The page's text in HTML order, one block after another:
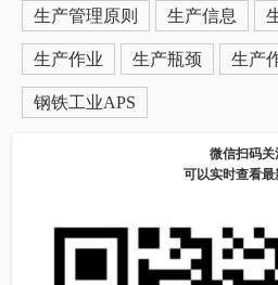
生产管理原则 生产信息
生产作业 生产瓶颈 生产
钢铁工业APS
微信扫码关
可以实时查看最